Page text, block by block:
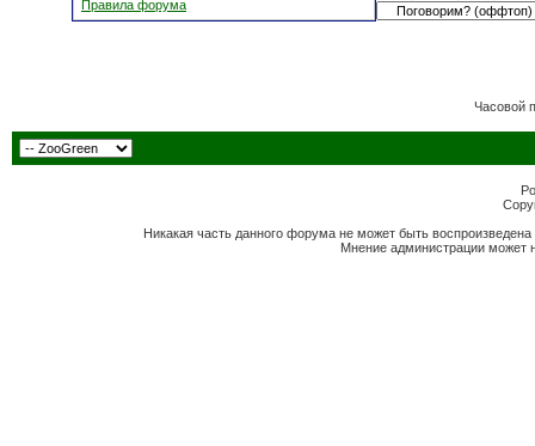
Правила форума
Часовой
Никакая часть данного форума не может быть
Мнение администрации может